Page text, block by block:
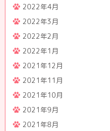
2022年4月
2022年3月
2022年2月
2022年1月
2021年12月
2021年11月
2021年10月
2021年9月
2021年8月